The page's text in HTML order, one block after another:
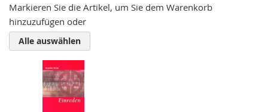
Zusammenfassung
Bewertung
Markieren Sie die Artikel, um Sie dem Warenkorb
hinzuzufügen oder
Alle auswählen